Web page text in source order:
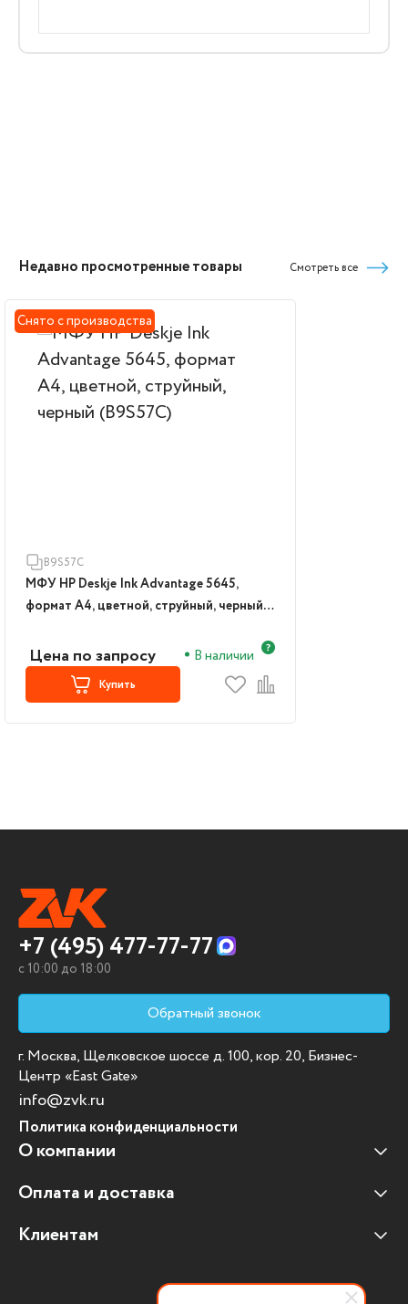
Недавно просмотренные товары Смотреть все
Снято с производства
B9S57C
МФУ HP Deskje Ink Advantage 5645,
формат А4, цветной, струйный, черный
Цена по запросу В наличии
Купить
+7 (495) 477-77-77
c 10:00 до 18:00
Обратный звонок
г. Москва, Щелковское шоссе д. 100, кор. 20, Бизнес-
Центр «East Gate»
info@zvk.ru
Политика конфиденциальности
О компании
Наши клиенты
Отзывы клиентов
Оплата и доставка
Оплата и доставка
Клиентам